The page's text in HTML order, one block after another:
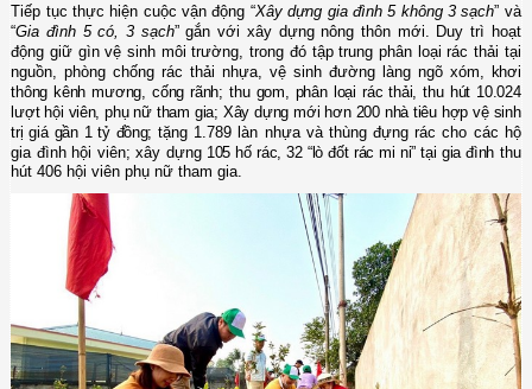
Tiếp tục thực hiện cuộc vận động “Xây dựng gia đình 5 không 3 sạch” và
“Gia đình 5 có, 3 sạch” gắn với xây dựng nông thôn mới. Duy trì hoạt
độnggiữ gìn vệ sinh môi trường, trong đó tập trung phân loại rác thải tại
nguồn, phòng chống rác thải nhựa, vệ sinh đường làng ngõ xóm , khơi
thông kênh mương, cống rãnh; thu gom, phân loại rác thải, thu hút 10.024
lượt hội viên, phụ nữ tham gia; Xây dựng mới hơn 200 nhà tiêu hợp vệ sinh
trị giá gần 1 tỷ đồng;tặng 1.789 làn nhựa và thùng đựng rác cho các hộ
gia đình hội viên; xây dựng105 hố rác, 32 “lò đốt rác mi ni” tại gia đình thu
hút 406 hội viên phụ nữ tham gia.